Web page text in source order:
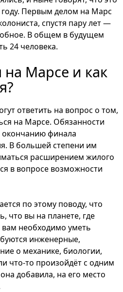
Первым делом на Марс
спустя пару лет —
В общем в будущем
24 человека.
на Марсе и как
ответить на вопрос о том,
на Марсе. Обязанности
окончанию финала
В большей степени им
расширением жилого
в вопросе возможности
по этому поводу, что
что вы на планете, где
вам необходимо уметь
инженерные,
о механике, биологии,
что-то произойдёт с одним
добавила, на его место